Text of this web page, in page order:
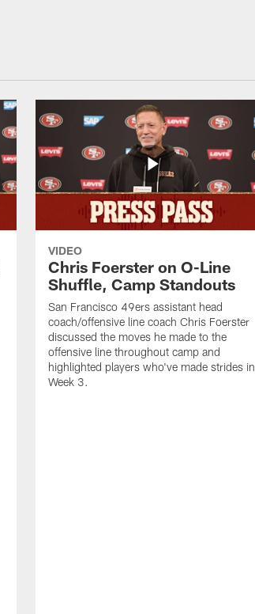
VIDEO
Chris Foerster on O-Line
Shuffle, Camp Standouts
San Francisco 49ers assistant head
coach/offensive line coach Chris Foerster
discussed the moves he made to the
offensive line throughout camp and
highlighted players who've made strides in
Week 3.